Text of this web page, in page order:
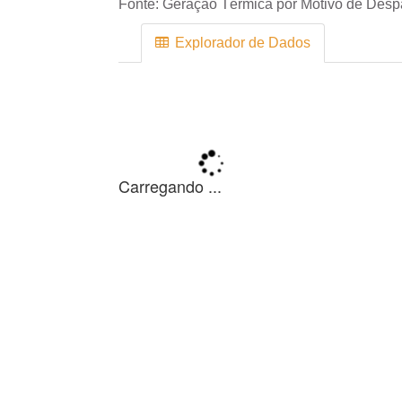
Fonte: Geração Térmica por Motivo de
Explorador de Dados